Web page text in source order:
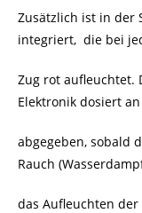
Zusätzlich ist in der
integriert, die bei
Zug rot aufleuchtet.
Elektronik dosiert
abgegeben, sobald
Rauch
das Aufleuchten der